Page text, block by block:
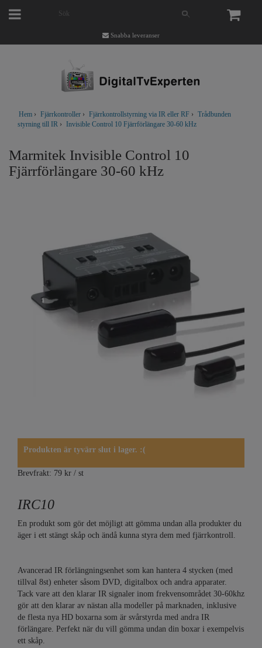
Snabba leveranser
Hem › Fjärrkontroller › Fjärrkontrollstyrning via IR eller RF › Trådbunden
styrning till IR › Invisible Control 10 Fjärrförlängare 30-60 kHz
Marmitek Invisible Control 10
Fjärrförlängare 30-60 kHz
Produkten är tyvärr slut i lager. :(
Brevfrakt: 79 kr / st
IRC10
En produkt som gör det möjligt att gömma undan alla produkter du
äger i ett stängt skåp och ändå kunna styra dem med fjärrkontroll.
Avancerad IR förlängningsenhet som kan hantera 4 stycken (med
tillval 8st) enheter såsom DVD, digitalbox och andra apparater.
Tack vare att den klarar IR signaler inom frekvensområdet 30-60khz
gör att den klarar av nästan alla modeller på marknaden, inklusive
de flesta nya HD boxarna som är svårstyrda med andra IR
förlängare. Perfekt när du vill gömma undan din boxar i exempelvis
ett skåp.